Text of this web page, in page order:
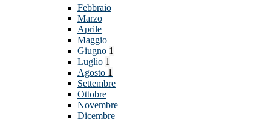
Febbraio
Marzo
Aprile
Maggio
Giugno 1
Luglio 1
Agosto 1
Settembre
Ottobre
Novembre
Dicembre